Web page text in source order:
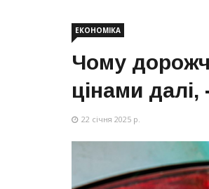
ЕКОНОМІКА
Чому
цінами
22 січня 2025 р.